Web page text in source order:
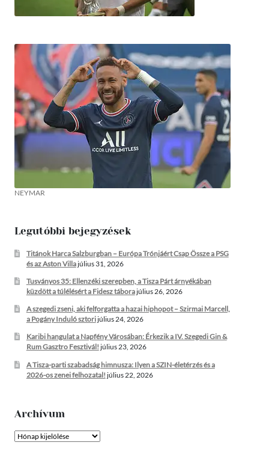
NEYMAR
Legutóbbi bejegyzések
Titánok Harca Salzburgban – Európa Trónjáért Csap Össze a PSG
és az Aston Villajúlius 31, 2026
Tusványos 35: Ellenzéki szerepben, a Tisza Párt árnyékában
küzdött a túlélésért a Fidesz táborajúlius 26, 2026
A szegedi zseni, aki felforgatta a hazai hiphopot – Szirmai Marcell,
a Pogány Induló sztorijúlius 24, 2026
Karibi hangulat a Napfény Városában: Érkezik a IV. Szegedi Gin &
Rum Gasztro Fesztivál! július 23, 2026
A Tisza-parti szabadság himnusza: Ilyen a SZIN-életérzés és a
2026-os zenei felhozatal! július 22, 2026
Archívum
Archívum